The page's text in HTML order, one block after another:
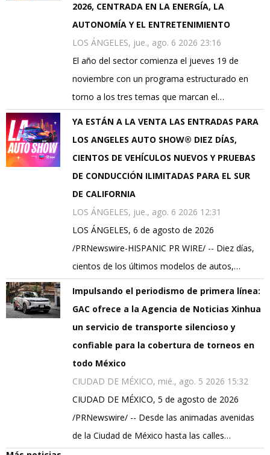
2026, CENTRADA EN LA ENERGÍA, LA
AUTONOMÍA Y EL ENTRETENIMIENTO
LOS ÁNGELES, jue., ago. 6 2026 23:16
El año del sector comienza el jueves 19 de
noviembre con un programa estructurado en
torno a los tres temas que marcan el…
YA ESTÁN A LA VENTA LAS ENTRADAS PARA
LOS ANGELES AUTO SHOW® DIEZ DÍAS,
CIENTOS DE VEHÍCULOS NUEVOS Y PRUEBAS
DE CONDUCCIÓN ILIMITADAS PARA EL SUR
DE CALIFORNIA
LOS ÁNGELES, jue., ago. 6 2026 12:31
LOS ÁNGELES, 6 de agosto de 2026
/PRNewswire-HISPANIC PR WIRE/ -- Diez días,
cientos de los últimos modelos de autos,…
Impulsando el periodismo de primera línea:
GAC ofrece a la Agencia de Noticias Xinhua
un servicio de transporte silencioso y
confiable para la cobertura de torneos en
todo México
CIUDAD DE MÉXICO, mié., ago. 5 2026 15:32
CIUDAD DE MÉXICO, 5 de agosto de 2026
/PRNewswire/ -- Desde las animadas avenidas
de la Ciudad de México hasta las calles…